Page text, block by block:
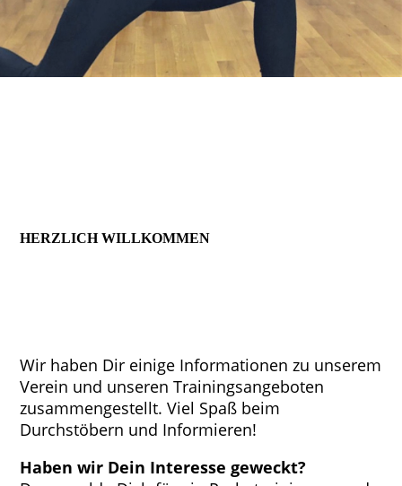
HERZLICH WILLKOMMEN
Wir haben Dir einige Informationen zu unserem
Verein und unseren Trainingsangeboten
zusammengestellt. Viel Spaß beim
Durchstöbern und Informieren!
Haben wir Dein Interesse geweckt?